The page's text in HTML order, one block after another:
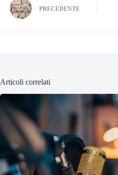
PRECEDENTE
Articoli correlati